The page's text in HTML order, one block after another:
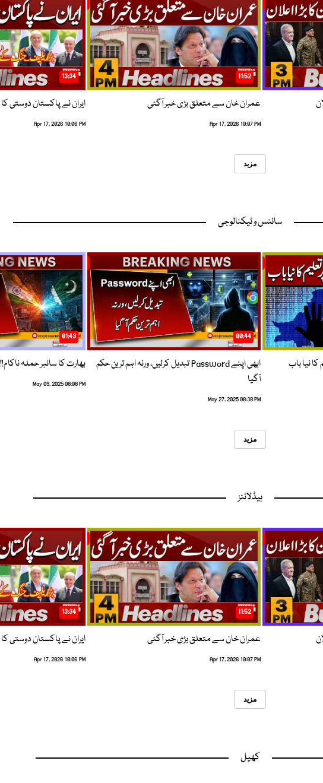
11:52
عمران خان سے متعلق بڑی خبر آگئی
Apr 17, 2026 10:07 PM
13:34
ایران نے پاکستان دوستی کا
Apr 17, 2026 10:06 PM
مزید
سائنس و ٹیکنالوجی
کا نیا باب
00:44
ابھی اپنے Password تبدیل کرلیں، ورنہ اہم ترین حکم
آگیا
May 27, 2025 08:38 PM
01:43
بھارت کا سائبر حملہ
May 09, 2025 08:08 PM
مزید
ہیڈلائنز
11:52
عمران خان سے متعلق بڑی خبر آگئی
Apr 17, 2026 10:07 PM
13:34
ایران نے پاکستان دوستی کا
Apr 17, 2026 10:06 PM
مزید
کھیل